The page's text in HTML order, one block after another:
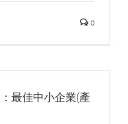
0
最佳中小企業(產